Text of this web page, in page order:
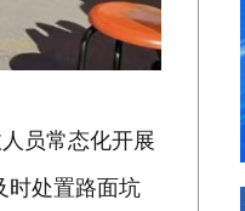
员常态化开展
时处置路面坑